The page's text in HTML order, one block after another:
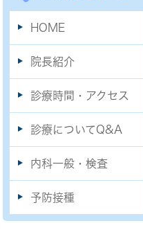
HOME
院長紹介
診療時間・アクセス
診療についてQ&A
内科一般・検査
予防接種